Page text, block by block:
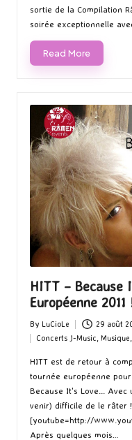
sortie de la Compilation
soirée exceptionnelle
Read More
HITT – Because
Européenne 2011
Posted
by
By LuCioLe 29 août
in
Concerts J-Music,Musique,
HITT est de retour à
tournée européenne
Because It's Love...
venir) difficile de le râter !
[youtube=http://
Après quelques mois…